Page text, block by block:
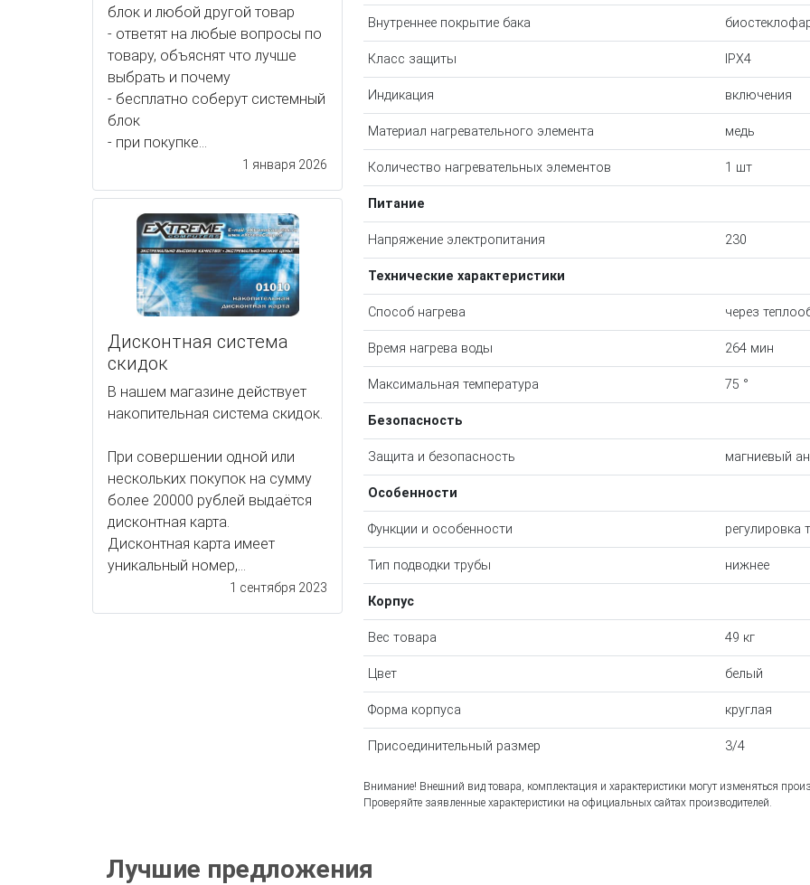
блок и любой другой товар
- ответят на любые вопросы по
товару, объяснят что лучше
выбрать и почему
- бесплатно соберут системный
блок
- при покупке...
1 января 2026
Дисконтная система
скидок
В нашем магазине действует
накопительная система скидок.
При совершении одной или
нескольких покупок на сумму
более 20000 рублей выдаётся
дисконтная карта.
Дисконтная карта имеет
уникальный номер,...
1 сентября 2023
Внутреннее покрытие бака
Класс защиты IPX4
Индикация включения
Материал нагревательного элемента медь
Количество нагревательных элементов 1 шт
Питание
Напряжение электропитания 230
Технические характеристики
Способ нагрева через
Время нагрева воды 264 мин
Максимальная температура 75 °
Безопасность
Защита и безопасность магниевый
Особенности
Функции и особенности регулировка
Тип подводки трубы нижнее
Корпус
Вес товара 49 кг
Цвет белый
Форма корпуса круглая
Присоединительный размер 3/4
Внимание! Внешний вид товара, комплектация и характеристики могут изменяться
Проверяйте заявленные характеристики на официальных сайтах производителей.
Лучшие предложения